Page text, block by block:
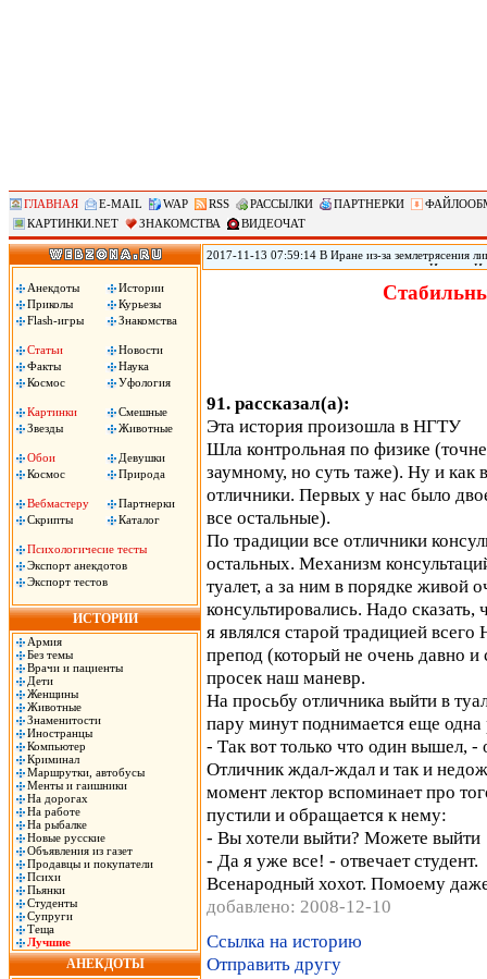
ГЛАВНАЯ E-MAIL WAP RSS РАССЫЛКИ ПАРТНЕРКИ
КАРТИНКИ.NET
ЗНАКОМСТВА ВИДЕОЧАТ
Анекдоты
Истории
Приколы
Курьезы
Flash-игры
Знакомства
Статьи
Новости
Факты
Наука
Космос
Уфология
Картинки
Смешные
Звезды
Животные
Обои
Девушки
Космос
Природа
Вебмастеру
Партнерки
Скрипты
Каталог
Психологичесие тесты
Экспорт анекдотов
Экспорт тестов
ИСТОРИИ
Армия
Без темы
Врачи и пациенты
Дети
Женщины
Животные
Знаменитости
Иностранцы
Компьютер
Криминал
Маршрутки, автобусы
Менты и гаишники
На дорогах
На работе
На рыбалке
Новые русские
Объявления из газет
Продавцы и покупатели
Психи
Пьянки
Студенты
Супруги
Теща
Лучшие
АНЕКДОТЫ
2017-11-13 07:59:14 В Иране из-за землетрясения
произошедшего в воскресенье на границе Ирана с
вырасти, передает РИА «Новости».
91. рассказал(а):
Эта история произошла в НГТУ
Шла контрольная по физике
заумному, но суть таже). Ну и как
отличники. Первых у нас было
все остальные).
По традиции все отличники
остальных. Механизм
туалет, а за ним в порядке живой
консультировались. Надо
я являлся старой традицией
препод (который не очень давно
просек наш маневр.
На просьбу отличника выйти в
пару минут поднимается еще одна
- Так вот только что один вышел, -
Отличник ждал-ждал и так и
момент лектор вспоминает про
пустили и обращается к нему:
- Вы хотели выйти? Можете выйти
- Да я уже все! - отвечает студент.
Всенародный хохот. Помоему
добавлено: 2008-12-10
Ссылка на историю
Отправить другу